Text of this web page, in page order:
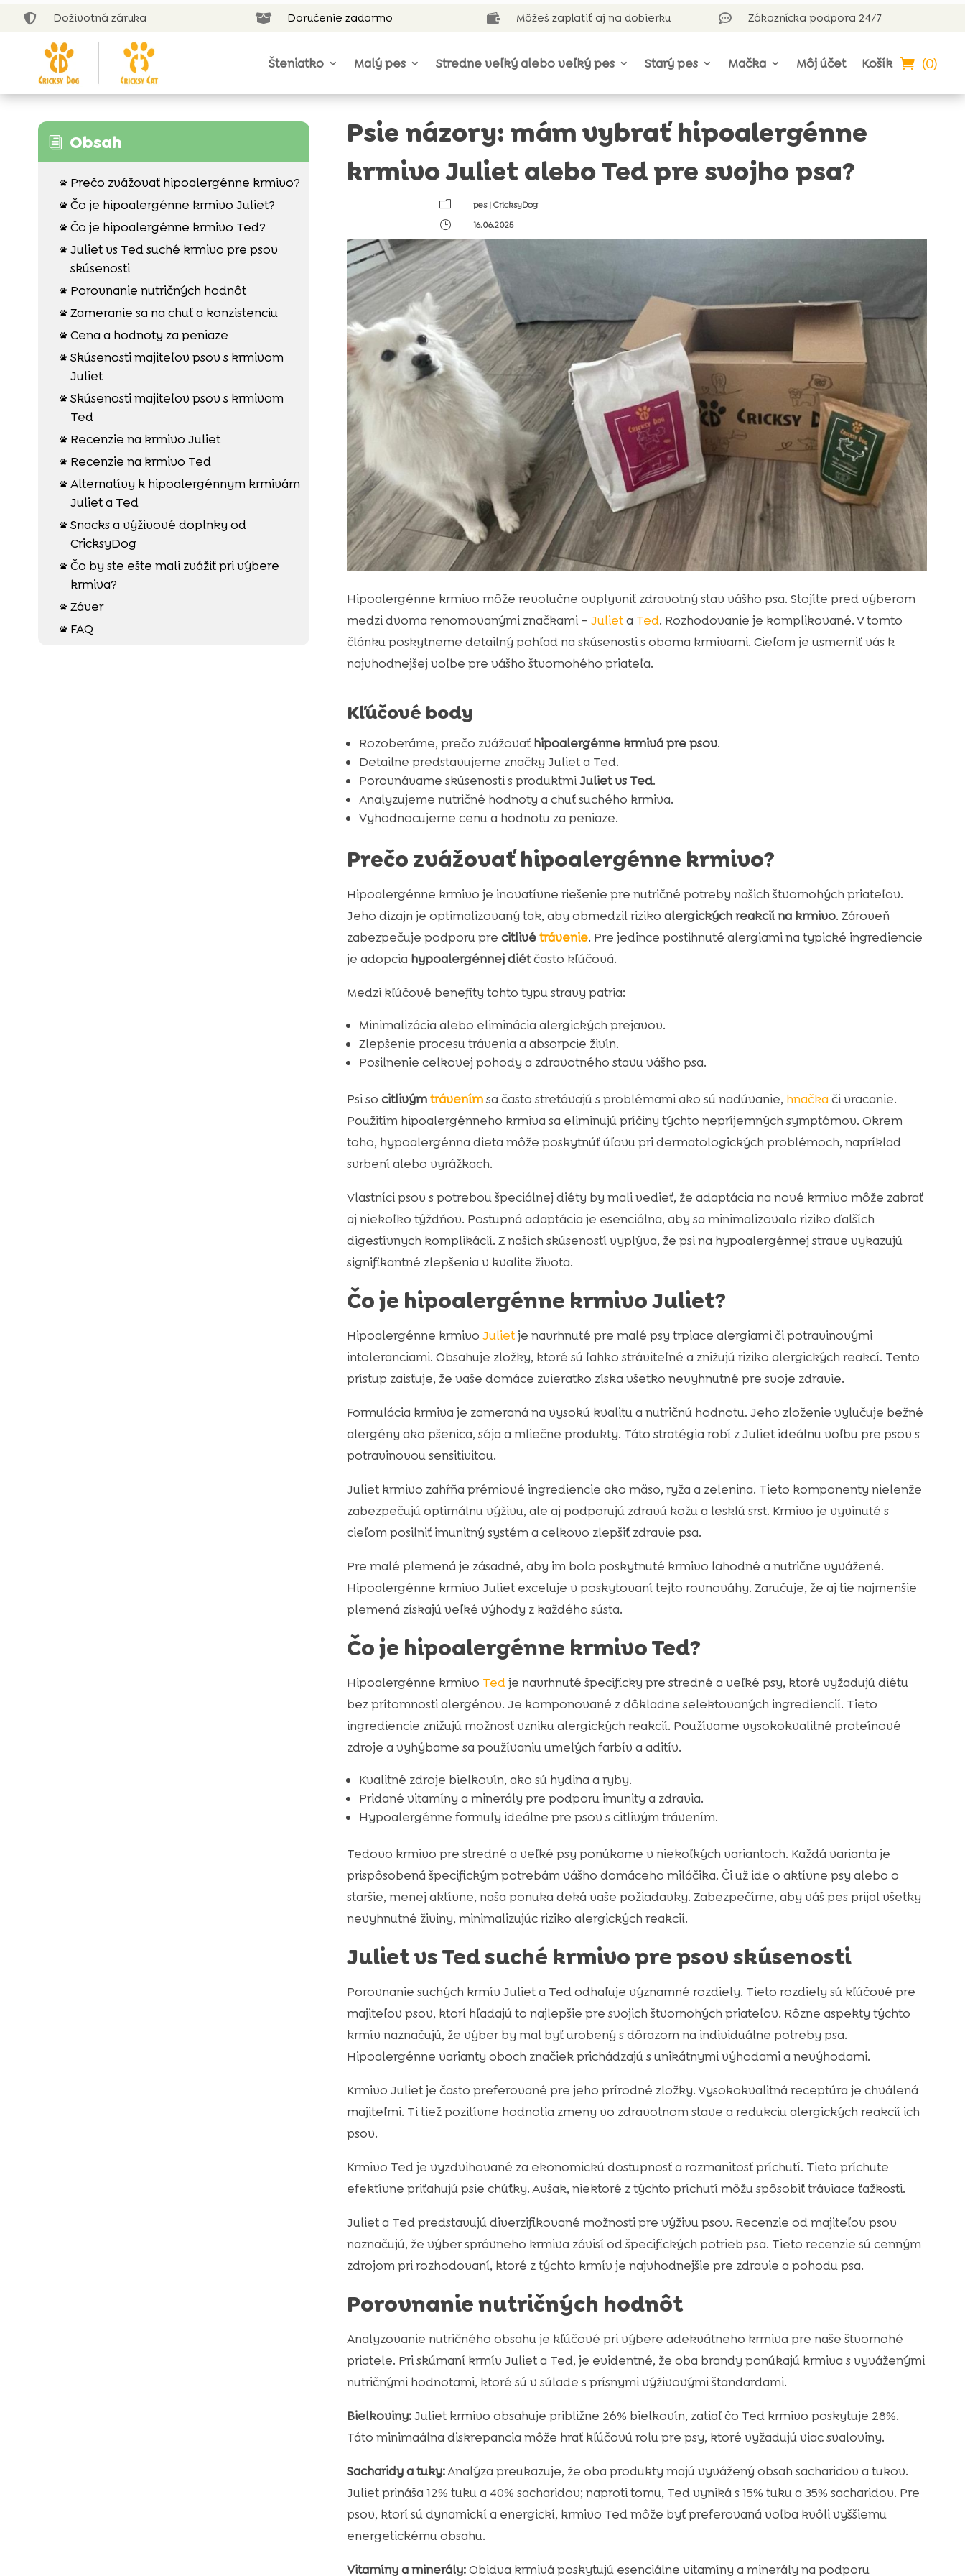
 Doživotná záruka  Doručenie zadarmo  Môžeš zaplatiť aj na dobierku  Zákaznícka podpora 24/7
Šteniatko Malý pes Stredne veľký alebo veľký pes Starý pes Mačka Môj účet Košík (0)
i Obsah
 Prečo zvážovať hipoalergénne krmivo?
 Čo je hipoalergénne krmivo Juliet?
 Čo je hipoalergénne krmivo Ted?
 Juliet vs Ted suché krmivo pre psov
skúsenosti
 Porovnanie nutričných hodnôt
 Zameranie sa na chuť a konzistenciu
 Cena a hodnoty za peniaze
 Skúsenosti majiteľov psov s krmivom
Juliet
 Skúsenosti majiteľov psov s krmivom
Ted
 Recenzie na krmivo Juliet
 Recenzie na krmivo Ted
 Alternatívy k hipoalergénnym krmivám
Juliet a Ted
 Snacks a výživové doplnky od
CricksyDog
 Čo by ste ešte mali zvážiť pri výbere
krmiva?
 Záver
 FAQ
Psie názory: mám vybrať hipoalergénne
krmivo Juliet alebo Ted pre svojho psa?
m pes|CricksyDog
}
16.06.2025
Hipoalergénne krmivo môže revolučne ovplyvniť zdravotný stav vášho psa. Stojíte pred výberom
medzi dvoma renomovanými značkami – Julieta Ted. Rozhodovanie je komplikované. V tomto
článku poskytneme detailný pohľad na skúsenosti s oboma krmivami. Cieľom je usmerniť vás k
najvhodnejšej voľbe pre vášho štvornohého priateľa.
Kľúčové body
Rozoberáme, prečo zvážovať hipoalergénne krmivá pre psov.
Detailne predstavujeme značky Juliet a Ted.
Porovnávame skúsenosti s produktmiJuliet vs Ted.
Analyzujeme nutričné hodnoty a chuť suchého krmiva.
Vyhodnocujeme cenu a hodnotu za peniaze.
Prečo zvážovať hipoalergénne krmivo?
Hipoalergénne krmivo je inovatívne riešenie pre nutričné potreby našich štvornohých priateľov.
Jeho dizajn je optimalizovaný tak, aby obmedzil riziko alergických reakcií na krmivo. Zároveň
zabezpečuje podporu pre citlivétrávenie. Pre jedince postihnuté alergiami na typické ingrediencie
je adopcia hypoalergénnej diétčasto kľúčová.
Medzi kľúčové benefity tohto typu stravy patria:
Minimalizácia alebo eliminácia alergických prejavov.
Zlepšenie procesu trávenia a absorpcie živín.
Posilnenie celkovej pohody a zdravotného stavu vášho psa.
Psi so citlivýmtrávenímsa často stretávajú s problémami ako sú nadúvanie, hnačka či vracanie.
Použitím hipoalergénneho krmiva sa eliminujú príčiny týchto nepríjemných symptómov. Okrem
toho, hypoalergénna dieta môže poskytnúť úľavu pri dermatologických problémoch, napríklad
svrbení alebo vyrážkach.
Vlastníci psov s potrebou špeciálnej diéty by mali vedieť, že adaptácia na nové krmivo môže zabrať
aj niekoľko týždňov. Postupná adaptácia je esenciálna, aby sa minimalizovalo riziko ďalších
digestívnych komplikácií. Z našich skúseností vyplýva, že psi na hypoalergénnej strave vykazujú
signifikantné zlepšenia v kvalite života.
Čo je hipoalergénne krmivo Juliet?
Hipoalergénne krmivo Julietje navrhnuté pre malé psy trpiace alergiami či potravinovými
intoleranciami. Obsahuje zložky, ktoré sú ľahko stráviteľné a znižujú riziko alergických reakcí. Tento
prístup zaisťuje, že vaše domáce zvieratko získa všetko nevyhnutné pre svoje zdravie.
Formulácia krmiva je zameraná na vysokú kvalitu a nutričnú hodnotu. Jeho zloženie vylučuje bežné
alergény ako pšenica, sója a mliečne produkty. Táto stratégia robí z Juliet ideálnu voľbu pre psov s
potravinovou sensitivitou.
Juliet krmivo zahŕňa prémiové ingrediencie ako mäso, ryža a zelenina. Tieto komponenty nielenže
zabezpečujú optimálnu výživu, ale aj podporujú zdravú kožu a lesklú srst. Krmivo je vyvinuté s
cieľom posilniť imunitný systém a celkovo zlepšiť zdravie psa.
Pre malé plemená je zásadné, aby im bolo poskytnuté krmivo lahodné a nutrične vyvážené.
Hipoalergénne krmivo Juliet exceluje v poskytovaní tejto rovnováhy. Zaručuje, že aj tie najmenšie
plemená získajú veľké výhody z každého sústa.
Čo je hipoalergénne krmivo Ted?
Hipoalergénne krmivo Tedje navrhnuté špecificky pre stredné a veľké psy, ktoré vyžadujú diétu
bez prítomnosti alergénov. Je komponované z dôkladne selektovaných ingrediencií. Tieto
ingrediencie znižujú možnosť vzniku alergických reakcií. Používame vysokokvalitné proteínové
zdroje a vyhýbame sa používaniu umelých farbív a aditív.
Kvalitné zdroje bielkovín, ako sú hydina a ryby.
Pridané vitamíny a minerály pre podporu imunity a zdravia.
Hypoalergénne formuly ideálne pre psov s citlivým trávením.
Tedovo krmivo pre stredné a veľké psy ponúkame v niekoľkých variantoch. Každá varianta je
prispôsobená špecifickým potrebám vášho domáceho miláčika. Či už ide o aktívne psy alebo o
staršie, menej aktívne, naša ponuka deká vaše požiadavky. Zabezpečíme, aby váš pes prijal všetky
nevyhnutné živiny, minimalizujúc riziko alergických reakcií.
Juliet vs Ted suché krmivo pre psov skúsenosti
Porovnanie suchých krmív Juliet a Ted odhaľuje významné rozdiely. Tieto rozdiely sú kľúčové pre
majiteľov psov, ktorí hľadajú to najlepšie pre svojich štvornohých priateľov. Rôzne aspekty týchto
krmív naznačujú, že výber by mal byť urobený s dôrazom na individuálne potreby psa.
Hipoalergénne varianty oboch značiek prichádzajú s unikátnymi výhodami a nevýhodami.
Krmivo Juliet je často preferované pre jeho prírodné zložky. Vysokokvalitná receptúra je chválená
majiteľmi. Ti tiež pozitívne hodnotia zmeny vo zdravotnom stave a redukciu alergických reakcií ich
psov.
Krmivo Ted je vyzdvihované za ekonomickú dostupnosť a rozmanitosť príchutí. Tieto príchute
efektívne priťahujú psie chúťky. Avšak, niektoré z týchto príchutí môžu spôsobiť tráviace ťažkosti.
Juliet a Ted predstavujú diverzifikované možnosti pre výživu psov. Recenzie od majiteľov psov
naznačujú, že výber správneho krmiva závisí od špecifických potrieb psa. Tieto recenzie sú cenným
zdrojom pri rozhodovaní, ktoré z týchto krmív je najvhodnejšie pre zdravie a pohodu psa.
Porovnanie nutričných hodnôt
Analyzovanie nutričného obsahu je kľúčové pri výbere adekvátneho krmiva pre naše štvornohé
priatele. Pri skúmaní krmív Juliet a Ted, je evidentné, že oba brandy ponúkajú krmiva s vyváženými
nutričnými hodnotami, ktoré sú v súlade s prísnymi výživovými štandardami.
Bielkoviny:Juliet krmivo obsahuje približne 26% bielkovín, zatiaľ čo Ted krmivo poskytuje 28%.
Táto minimaálna diskrepancia môže hrať kľúčovú rolu pre psy, ktoré vyžadujú viac svaloviny.
Sacharidy a tuky:Analýza preukazuje, že oba produkty majú vyvážený obsah sacharidov a tukov.
Juliet prináša 12% tuku a 40% sacharidov; naproti tomu, Ted vyniká s 15% tuku a 35% sacharidov. Pre
psov, ktorí sú dynamickí a energickí, krmivo Ted môže byť preferovaná voľba kvôli vyššiemu
energetickému obsahu.
Vitamíny a minerály:Obidva krmivá poskytujú esenciálne vitamíny a minerály na podporu